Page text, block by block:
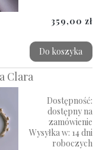
359,00 zł
Do koszyka
Clara
Dostępność:
dostępny na
zamówienie
Wysyłka w: 14 dni
roboczych